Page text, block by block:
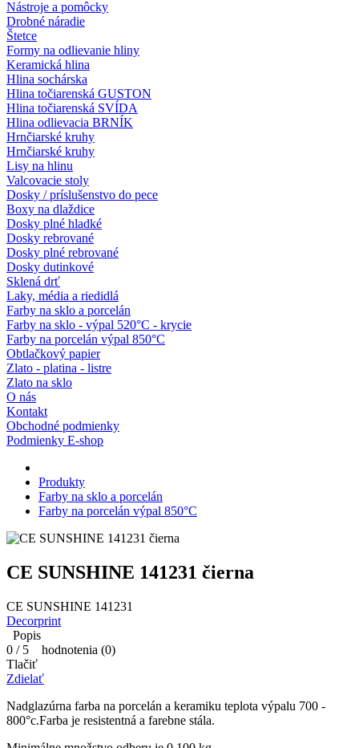
Nástroje a pomôcky
Drobné náradie
Štetce
Formy na odlievanie hliny
Keramická hlina
Hlina sochárska
Hlina točiarenská GUSTON
Hlina točiarenská SVÍDA
Hlina odlievacia BRNÍK
Hrnčiarské kruhy
Hrnčiarské kruhy
Lisy na hlinu
Valcovacie stoly
Dosky / príslušenstvo do pece
Boxy na dlaždice
Dosky plné hladké
Dosky rebrované
Dosky plné rebrované
Dosky dutinkové
Sklená drť
Laky, média a riedidlá
Farby na sklo a porcelán
Farby na sklo - výpal 520°C - krycie
Farby na porcelán výpal 850°C
Obtlačkový papier
Zlato - platina - listre
Zlato na sklo
O nás
Kontakt
Obchodné podmienky
Podmienky E-shop
Produkty
Farby na sklo a porcelán
Farby na porcelán výpal 850°C
CE SUNSHINE 141231 čierna
CE SUNSHINE 141231
Decorprint
Popis
0 / 5 hodnotenia (0)
Tlačiť
Zdielať
Nadglazúrna farba na porcelán a keramiku teplota výpalu 700 -
800°c.Farba je resistentná a farebne stála.